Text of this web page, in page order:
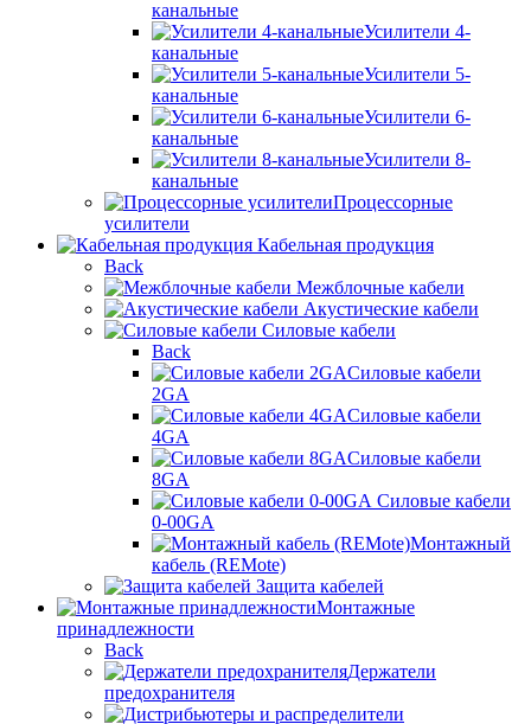
канальные
Усилители 4-
канальные
Усилители 5-
канальные
Усилители 6-
канальные
Усилители 8-
канальные
Процессорные
усилители
Кабельная продукция
Back
Межблочные кабели
Акустические кабели
Силовые кабели
Back
Силовые кабели
2GA
Силовые кабели
4GA
Силовые кабели
8GA
Силовые кабели
0-00GA
Монтажный
кабель (REMote)
Защита кабелей
Монтажные
принадлежности
Back
Держатели
предохранителя